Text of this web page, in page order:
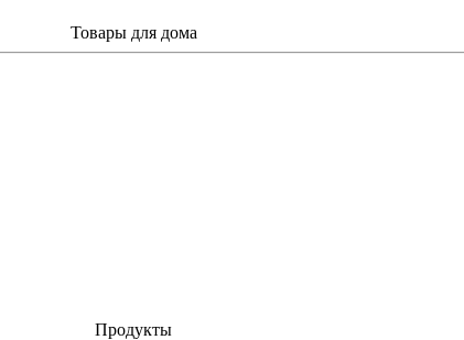
Товары для дома
Продукты